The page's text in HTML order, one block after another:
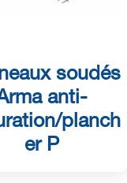
soudés
anti-
planch
er P